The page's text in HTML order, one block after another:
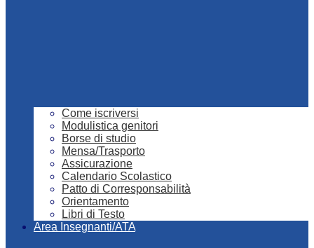
Come iscriversi
Modulistica genitori
Borse di studio
Mensa/Trasporto
Assicurazione
Calendario Scolastico
Patto di Corresponsabilità
Orientamento
Libri di Testo
Area Insegnanti/ATA